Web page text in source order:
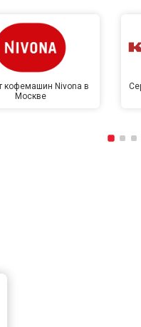
кофемашин Nivona в
Москве